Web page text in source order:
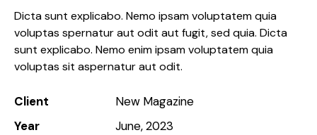
Dicta sunt explicabo. Nemo ipsam voluptatem quia
voluptas spernatur aut odit aut fugit, sed quia. Dicta
sunt explicabo. Nemo enim ipsam voluptatem quia
voluptas sit aspernatur aut odit.
Client
New Magazine
Year
June, 2023